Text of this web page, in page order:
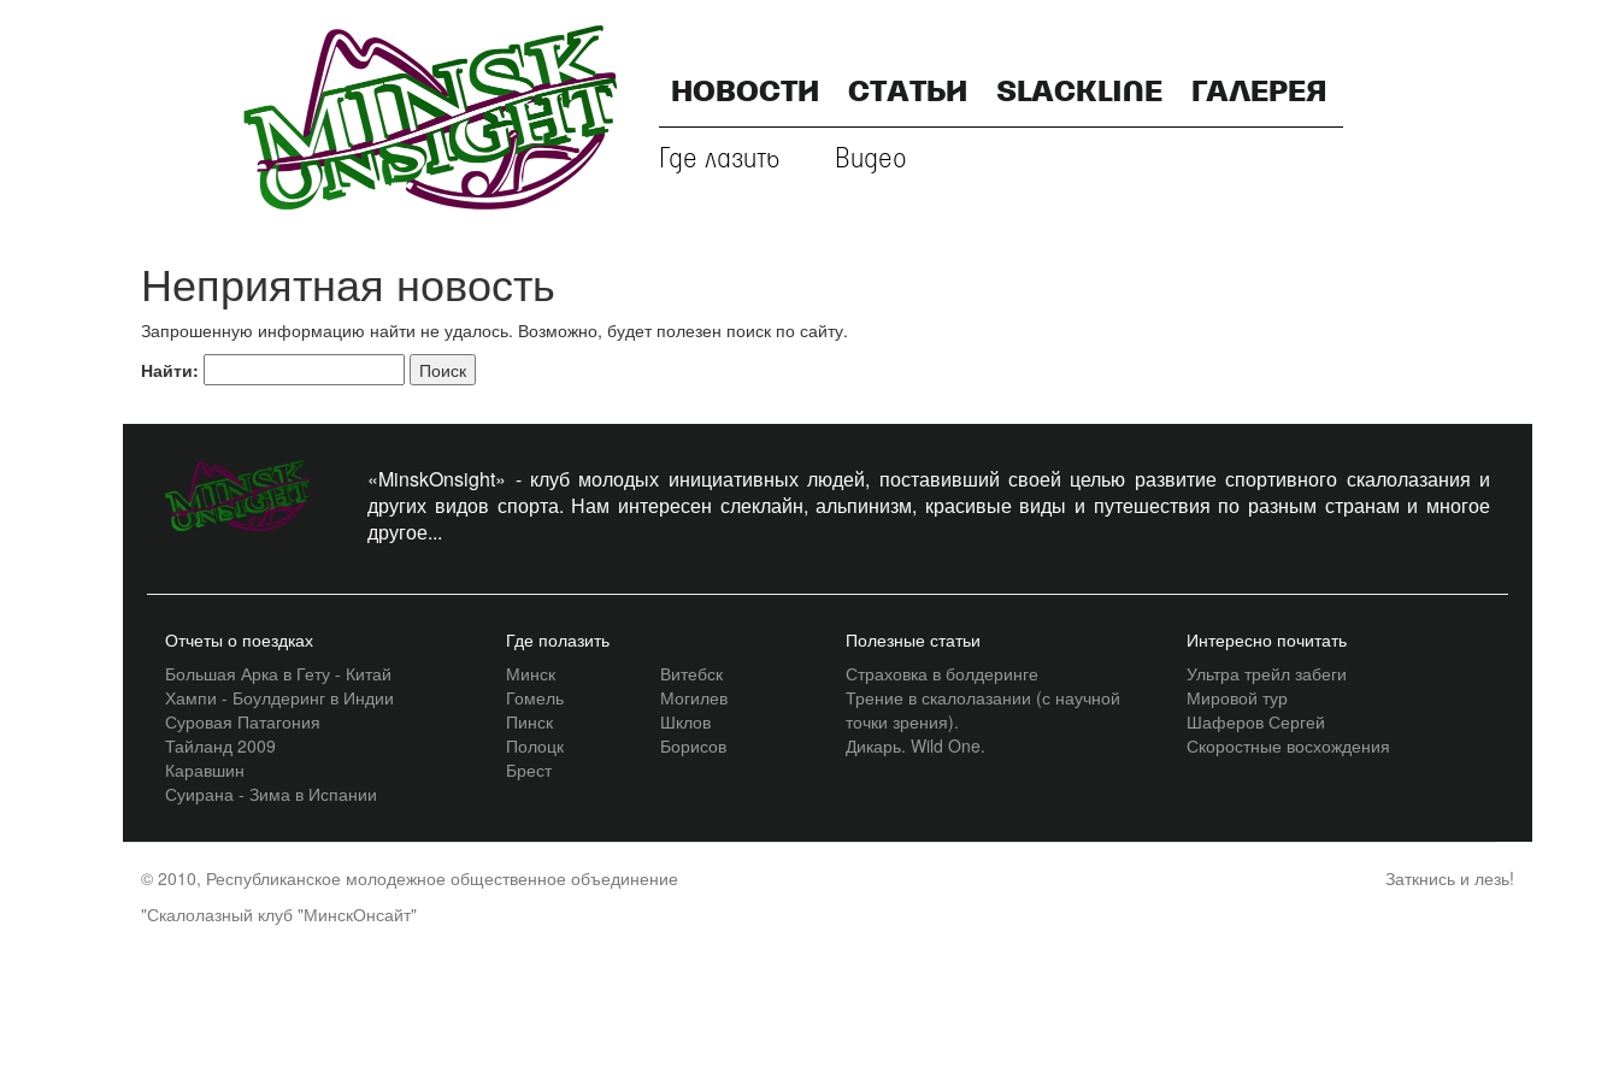
НОВОСТИ СТАТЬИ SLACKLINE ГАЛЕРЕЯ
Где лазить Видео
Неприятная новость
Запрошенную информацию найти не удалось. Возможно, будет полезен поиск по сайту.
Найти:
«MinskOnsight» - клуб молодых инициативных людей, поставивший своей целью развитие спортивного скалолазания и
других видов спорта. Нам интересен слеклайн, альпинизм, красивые виды и путешествия по разным странам и многое
другое...
Отчеты о поездках
Большая Арка в Гету - Китай
Хампи - Боулдеринг в Индии
Суровая Патагония
Тайланд 2009
Каравшин
Суирана - Зима в Испании
Где полазить
Минск
Витебск
Гомель
Могилев
Пинск
Шклов
Полоцк
Борисов
Брест
Полезные статьи
Страховка в болдеринге
Трение в скалолазании (с научной
точки зрения).
Дикарь. Wild One.
Интересно почитать
Ультра трейл забеги
Мировой тур
Шаферов Сергей
Скоростные восхождения
© 2010, Республиканское молодежное общественное объединение
"Скалолазный клуб "МинскОнсайт"
Заткнись и лезь!